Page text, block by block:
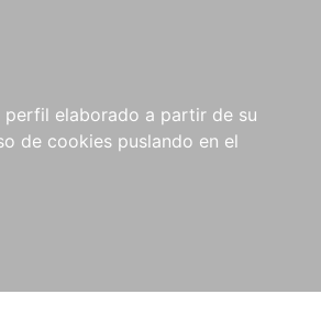
elaborado a partir de su
de cookies puslando en el
COMPRAS
INSTITUCIONALES